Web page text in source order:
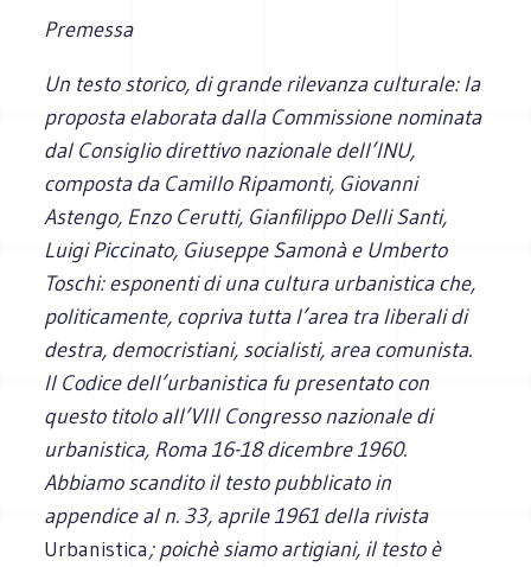
Premessa
Un testo storico, di grande rilevanza culturale: la
proposta elaborata dalla Commissione nominata
dal Consiglio direttivo nazionale dell’INU,
composta da Camillo Ripamonti, Giovanni
Astengo, Enzo Cerutti, Gianfilippo Delli Santi,
Luigi Piccinato, Giuseppe Samonà e Umberto
Toschi: esponenti di una cultura urbanistica che,
politicamente, copriva tutta l’area tra liberali di
destra, democristiani, socialisti, area comunista.
Il Codice dell’urbanistica fu presentato con
questo titolo all’VIII Congresso nazionale di
urbanistica, Roma 16-18 dicembre 1960.
Abbiamo scandito il testo pubblicato in
appendice al n. 33, aprile 1961 della rivista
Urbanistica; poichè siamo artigiani, il testo è